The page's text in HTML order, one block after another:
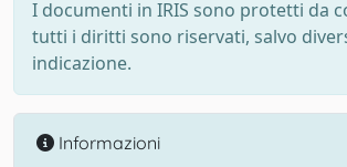
I documenti in IRIS sono protetti da
tutti i diritti sono riservati, salvo
indicazione.
Informazioni